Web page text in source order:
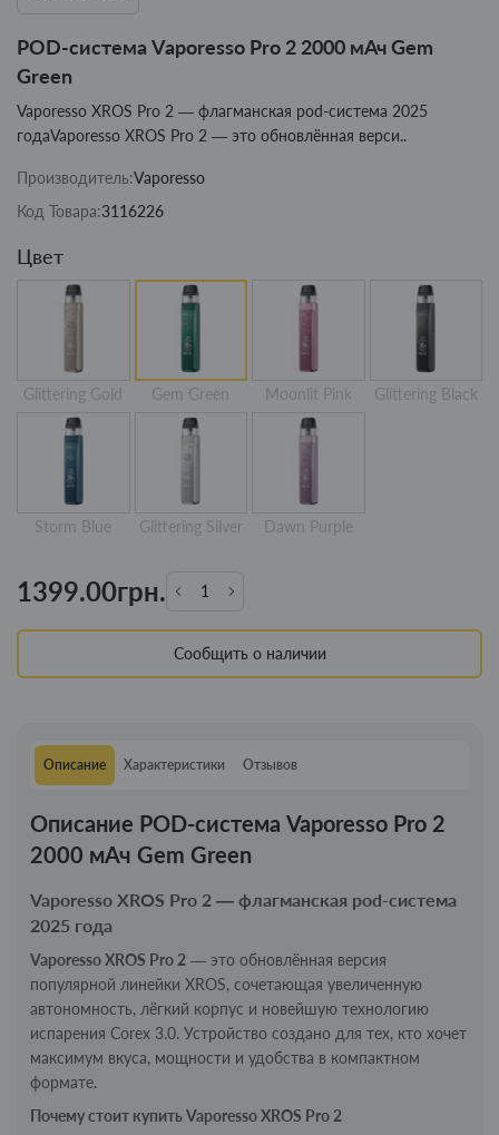
POD-система Vaporesso Pro 2 2000 мАч Gem
Green
Vaporesso XROS Pro 2 — флагманская pod-система 2025
годаVaporesso XROS Pro 2 — это обновлённая верси..
Производитель:Vaporesso
Код Товара:3116226
Цвет
Glittering Gold Gem Green Moonlit Pink Glittering Black
Storm Blue Glittering Silver Dawn Purple
1399.00грн.
Сообщить о наличии
Описание Характеристики Отзывов
Описание POD-система Vaporesso Pro 2
2000 мАч Gem Green
Vaporesso XROS Pro 2 — флагманская pod-система
2025 года
Vaporesso XROS Pro 2 — это обновлённая версия
популярной линейки XROS, сочетающая увеличенную
автономность, лёгкий корпус и новейшую технологию
испарения Corex 3.0. Устройство создано для тех, кто хочет
максимум вкуса, мощности и удобства в компактном
формате.
Почему стоит купить Vaporesso XROS Pro 2